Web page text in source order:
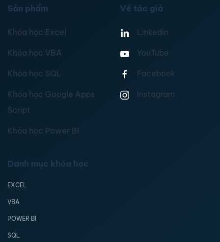
Sản phẩm
Khóa học Excel
Khóa học VBA
Khóa học SQL
Khóa học Google Apps
Script
Khóa học Power BI
Về tác giả
Linkedin
YouTube
Facebook
Instagram
Danh mục khóa học
EXCEL
VBA
POWER BI
SQL